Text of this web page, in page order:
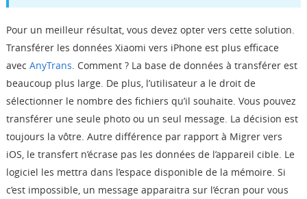
Pour un meilleur résultat, vous devez opter vers cette solution.
Transférer les données Xiaomi vers iPhone est plus efficace
avec AnyTrans. Comment ? La base de données à transférer est
beaucoup plus large. De plus, l’utilisateur a le droit de
sélectionner le nombre des fichiers qu’il souhaite. Vous pouvez
transférer une seule photo ou un seul message. La décision est
toujours la vôtre. Autre différence par rapport à Migrer vers
iOS, le transfert n’écrase pas les données de l’appareil cible. Le
logiciel les mettra dans l’espace disponible de la mémoire. Si
c’est impossible, un message apparaitra sur l’écran pour vous